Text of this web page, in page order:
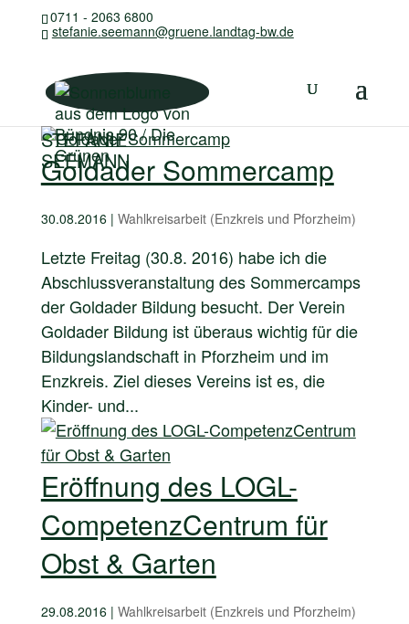
0711 - 2063 6800
stefanie.seemann@gruene.landtag-bw.de
STEFANIE
SEEMANN
Goldader Sommercamp
30.08.2016| Wahlkreisarbeit (Enzkreis und Pforzheim)
Letzte Freitag (30.8. 2016) habe ich die
Abschlussveranstaltung des Sommercamps
der Goldader Bildung besucht. Der Verein
Goldader Bildung ist überaus wichtig für die
Bildungslandschaft in Pforzheim und im
Enzkreis. Ziel dieses Vereins ist es, die
Kinder- und...
Eröffnung des LOGL-
CompetenzCentrum für
Obst & Garten
29.08.2016| Wahlkreisarbeit (Enzkreis und Pforzheim)